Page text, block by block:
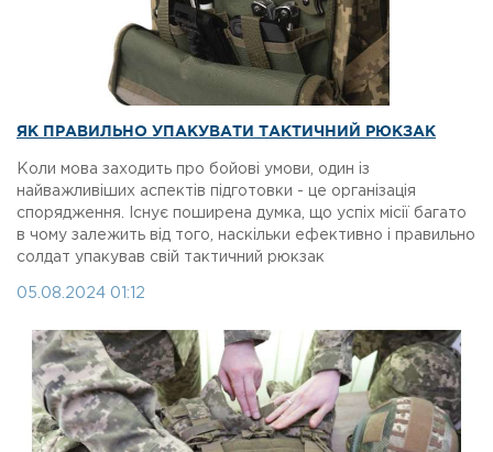
ЯК ПРАВИЛЬНО УПАКУВАТИ ТАКТИЧНИЙ РЮКЗАК
Коли мова заходить про бойові умови, один із
найважливіших аспектів підготовки - це організація
спорядження. Існує поширена думка, що успіх місії багато
в чому залежить від того, наскільки ефективно і правильно
солдат упакував свій тактичний рюкзак
05.08.2024 01:12